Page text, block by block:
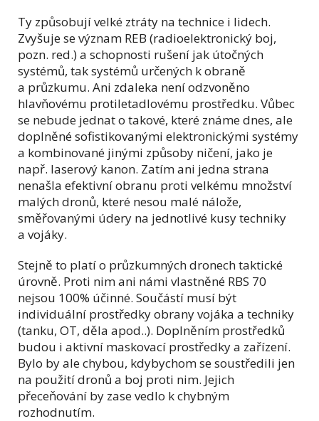
Ty způsobují velké ztráty na technice i lidech.
Zvyšuje se význam REB (radioelektronický boj,
pozn. red.) a schopnosti rušení jak útočných
systémů, tak systémů určených k obraně
a průzkumu. Ani zdaleka není odzvoněno
hlavňovému protiletadlovému prostředku. Vůbec
se nebude jednat o takové, které známe dnes, ale
doplněné sofistikovanými elektronickými systémy
a kombinované jinými způsoby ničení, jako je
např. laserový kanon. Zatím ani jedna strana
nenašla efektivní obranu proti velkému množství
malých dronů, které nesou malé nálože,
směřovanými údery na jednotlivé kusy techniky
a vojáky.
Stejně to platí o průzkumných dronech taktické
úrovně. Proti nim ani námi vlastněné RBS 70
nejsou 100% účinné. Součástí musí být
individuální prostředky obrany vojáka a techniky
(tanku, OT, děla apod..). Doplněním prostředků
budou i aktivní maskovací prostředky a zařízení.
Bylo by ale chybou, kdybychom se soustředili jen
na použití dronů a boj proti nim. Jejich
přeceňování by zase vedlo k chybným
rozhodnutím.